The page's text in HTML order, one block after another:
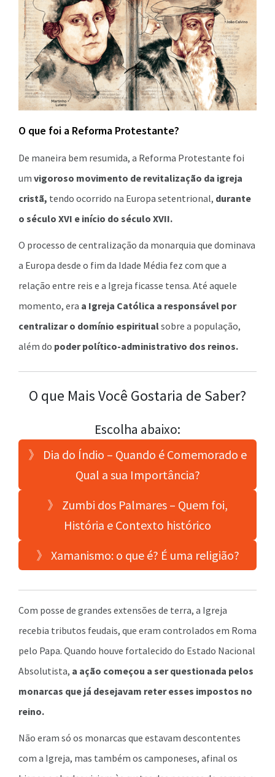
O que foi a Reforma Protestante?
De maneira bem resumida, a Reforma Protestante foi
um vigoroso movimento de revitalização da igreja
cristã, tendo ocorrido na Europa setentrional, durante
o século XVI e início do século XVII.
O processo de centralização da monarquia que dominava
a Europa desde o fim da Idade Média fez com que a
relação entre reis e a Igreja ficasse tensa. Até aquele
momento, era a Igreja Católica a responsável por
centralizar o domínio espiritualsobre a população,
além do poder político-administrativo dos reinos.
O que Mais Você Gostaria de Saber?
Escolha abaixo:
》 Dia do Índio – Quando é Comemorado e
Qual a sua Importância?
》 Zumbi dos Palmares – Quem foi,
História e Contexto histórico
》 Xamanismo: o que é? É uma religião?
Com posse de grandes extensões de terra, a Igreja
recebia tributos feudais, que eram controlados em Roma
pelo Papa. Quando houve fortalecido do Estado Nacional
Absolutista, a ação começou a ser questionada pelos
monarcas que já desejavam reter esses impostos no
reino.
Não eram só os monarcas que estavam descontentes
com a Igreja, mas também os camponeses, afinal os